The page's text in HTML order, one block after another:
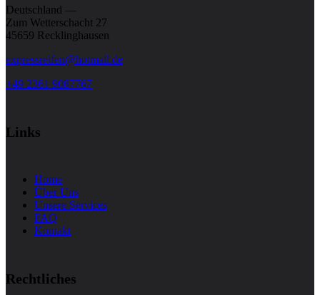
Deutschland —
Zum Wetterschacht 27
45659 Recklinghausen
expressreifen@hotmail.de
+49 2361 9087767
Links
Home
Über Uns
Unsere Services
FAQ
Kontakt
Rechtliches